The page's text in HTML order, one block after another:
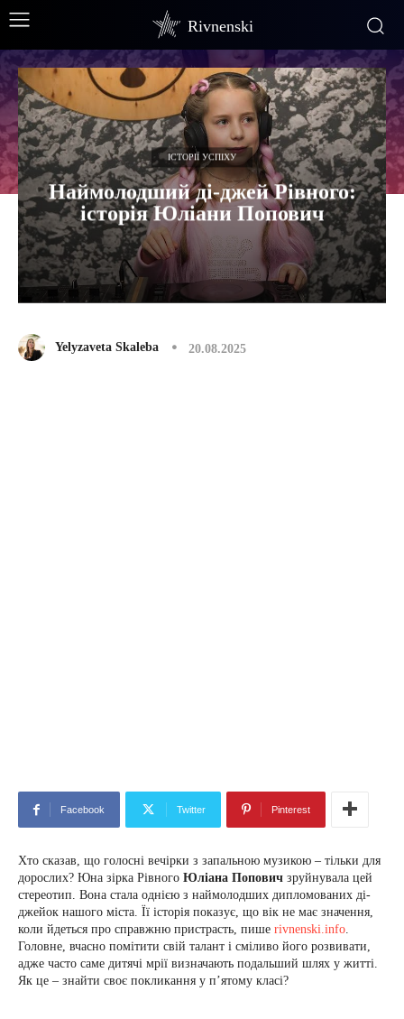
Rivnenski
ІСТОРІЇ УСПІХУ
Наймолодший ді-джей Рівного:
історія Юліани Попович
Yelyzaveta Skaleba 20.08.2025
Facebook Twitter Pinterest
Хто сказав, що голосні вечірки з запальною музикою – тільки для
дорослих? Юна зірка Рівного Юліана Попович зруйнувала цей
стереотип. Вона стала однією з наймолодших дипломованих ді-
джейок нашого міста. Її історія показує, що вік не має значення,
коли йдеться про справжню пристрасть, пише rivnenski.info.
Головне, вчасно помітити свій талант і сміливо його розвивати,
адже часто саме дитячі мрії визначають подальший шлях у житті.
Як це – знайти своє покликання у п’ятому класі?